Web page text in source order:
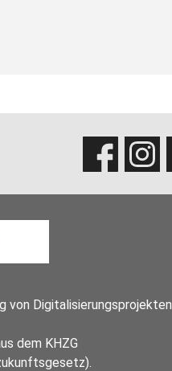
von Digitalisierungsprojekten
dem KHZG